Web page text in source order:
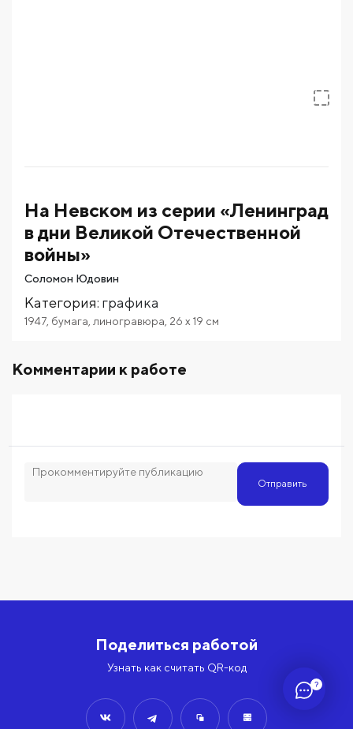
?
На Невском из серии «Ленинград
в дни Великой Отечественной
войны»
Соломон Юдовин
Категория: графика
1947 бумага линогравюра 26 x 19 см
Комментарии к работе
Отправить
Поделиться работой
Узнать как считать QR-код